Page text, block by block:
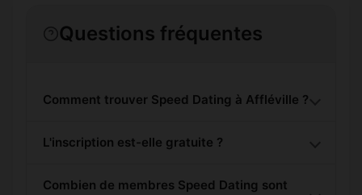
Questions fréquentes
Comment trouver Speed Dating à Affléville ?
L'inscription est-elle gratuite ?
Combien de membres Speed Dating sont